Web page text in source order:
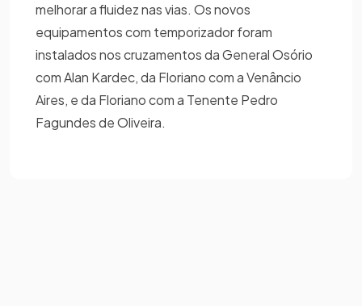
melhorar a fluidez nas vias. Os novos
equipamentos com temporizador foram
instalados nos cruzamentos da General Osório
com Alan Kardec, da Floriano com a Venâncio
Aires, e da Floriano com a Tenente Pedro
Fagundes de Oliveira.